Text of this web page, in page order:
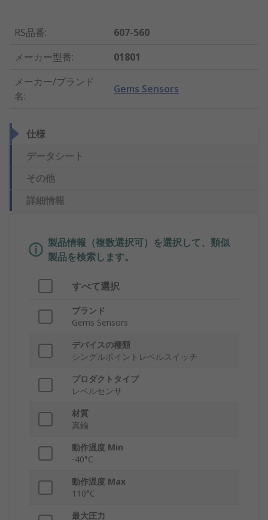
RS品番:
607-560
メーカー型番:
01801
メーカー/ブランド
名:
Gems Sensors
仕様
データシート
その他
詳細情報
製品情報（複数選択可）を選択して、類似
製品を検索します。
すべて選択
ブランド
Gems Sensors
デバイスの種類
シングルポイントレベルスイッチ
プロダクトタイプ
レベルセンサ
材質
真鍮
動作温度 Min
-40°C
動作温度 Max
110°C
最大圧力